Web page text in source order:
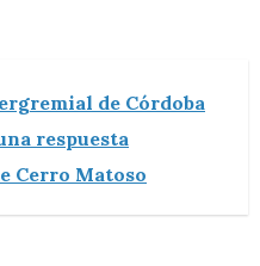
de Córdoba
respuesta
Cerro Matoso